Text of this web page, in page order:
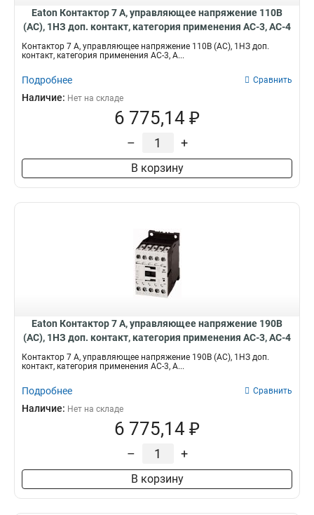
Eaton Контактор 7 А, управляющее напряжение 110В
(АС), 1НЗ доп. контакт, категория применения AC-3, AC-4
DILM7-01(110V50HZ,120V60HZ)
Контактор 7 А, управляющее напряжение 110В (АС), 1НЗ доп.
контакт, категория применения AC-3, A...
Подробнее Сравнить
Наличие: Нет на складе
6 775,14 ₽
– +
В корзину
Eaton Контактор 7 А, управляющее напряжение 190В
(АС), 1НЗ доп. контакт, категория применения AC-3, AC-4
DILM7-01(190V50HZ,220V60HZ)
Контактор 7 А, управляющее напряжение 190В (АС), 1НЗ доп.
контакт, категория применения AC-3, A...
Подробнее Сравнить
Наличие: Нет на складе
6 775,14 ₽
– +
В корзину